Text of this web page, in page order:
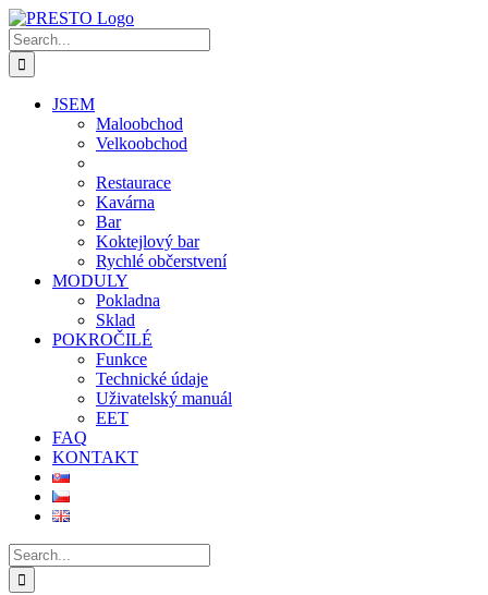
Skip
to
content
Search
for:
JSEM
Maloobchod
Velkoobchod
Restaurace
Kavárna
Bar
Koktejlový bar
Rychlé občerstvení
MODULY
Pokladna
Sklad
POKROČILÉ
Funkce
Technické údaje
Uživatelský manuál
EET
FAQ
KONTAKT
Search
for: